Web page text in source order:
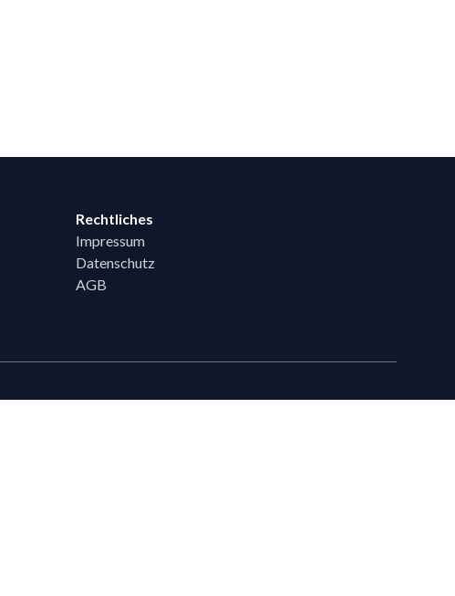
Rechtliches
Impressum
Datenschutz
AGB